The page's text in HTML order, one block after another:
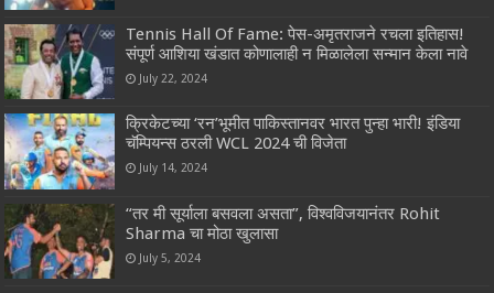
Tennis Hall Of Fame: पेस-अमृतराजने रचला इतिहास!
संपूर्ण आशिया खंडात कोणालाही न‌ मिळालेला सन्मान केला नावे
July 22, 2024
क्रिकेटच्या ‘रन’भूमीत पाकिस्तानवर भारत पुन्हा भारी! इंडिया
चॅम्पियन्स ठरली WCL 2024 ची विजेता
July 14, 2024
“तर मी सूर्याला बसवला असता”, विश्वविजयानंतर Rohit
Sharma चा मोठा खुलासा
July 5, 2024